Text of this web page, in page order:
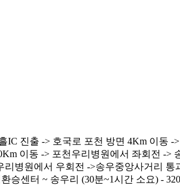
진출 -> 호국로 포천 방면 4Km 이동
이동 -> 포천우리병원에서 좌회전 ->
병원에서 우회전 ->송우중앙사거리 통
센터 ~ 송우리 (30분~1시간 소요) -